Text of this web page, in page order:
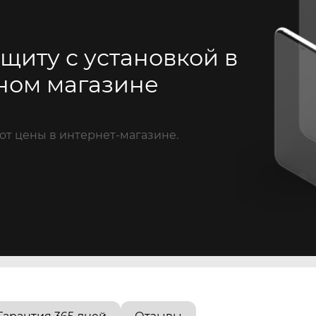
с установкой в
магазине
цены в интернет-магазине.